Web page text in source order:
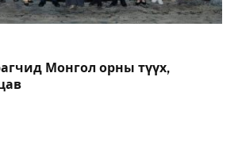
Монгол орны түүх,